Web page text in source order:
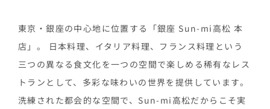
東京・銀座の中心地に位置する「銀座 Sun-mi高松 本
店」。 日本料理、イタリア料理、フランス料理という
三つの異なる食文化を一つの空間で楽しめる稀有なレス
トランとして、多彩な味わいの世界を提供しています。
洗練された都会的な空間で、Sun-mi高松だからこそ実